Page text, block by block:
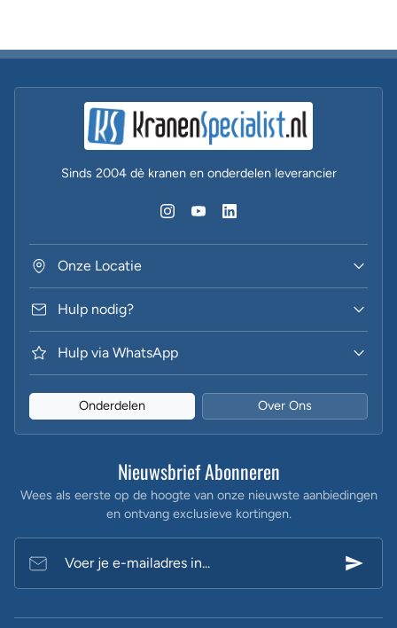
Sinds 2004 dè kranen en onderdelen leverancier
Onze Locatie
Hulp nodig?
Hulp via WhatsApp
Onderdelen Over Ons
Nieuwsbrief Abonneren
Wees als eerste op de hoogte van onze nieuwste aanbiedingen
en ontvang exclusieve kortingen.
Voer je e-mailadres in...